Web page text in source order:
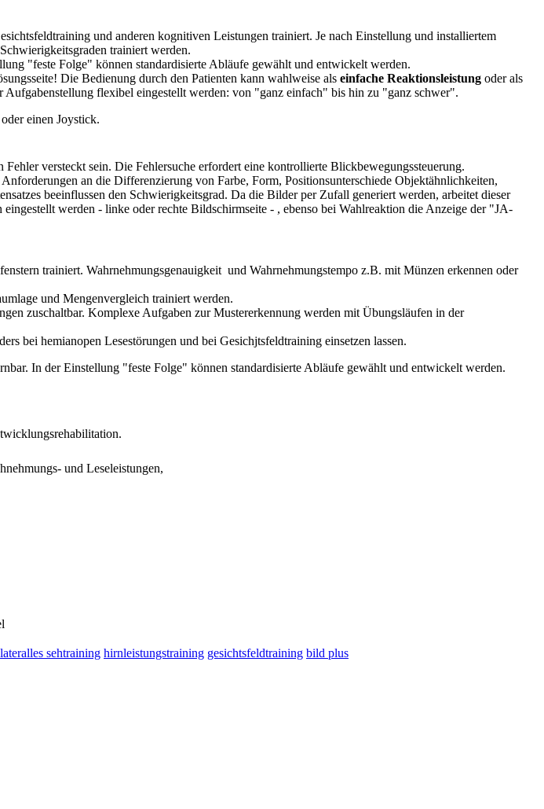
und anderen kognitiven Leistungen trainiert. Je nach Einstellung und installiertem
trainiert werden.
"feste Folge" können standardisierte Abläufe gewählt und entwickelt werden.
Die Bedienung durch den Patienten kann wahlweise als einfache Reaktionsleistung oder als
flexibel eingestellt werden: von "ganz einfach" bis hin zu "ganz schwer".
einen Joystick.
versteckt sein. Die Fehlersuche erfordert eine kontrollierte Blickbewegungssteuerung.
an die Differenzierung von Farbe, Form, Positionsunterschiede Objektähnlichkeiten,
beeinflussen den Schwierigkeitsgrad. Da die Bilder per Zufall generiert werden, arbeitet dieser
werden - linke oder rechte Bildschirmseite - , ebenso bei Wahlreaktion die Anzeige der "JA-
trainiert. Wahrnehmungsgenauigkeit und Wahrnehmungstempo z.B. mit Münzen erkennen oder
und Mengenvergleich trainiert werden.
zuschaltbar. Komplexe Aufgaben zur Mustererkennung werden mit Übungsläufen in der
bei hemianopen Lesestörungen und bei Gesichjtsfeldtraining einsetzen lassen.
In der Einstellung "feste Folge" können standardisierte Abläufe gewählt und entwickelt werden.
und Leseleistungen,
lateralles sehtraining hirnleistungstraining gesichtsfeldtraining bild plus